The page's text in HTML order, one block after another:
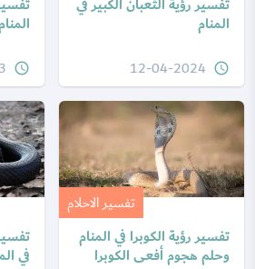
تفسير رؤية الثعبان الكبير في
المنام
query_builder
12-04-2024
query_builder
تفسير الاحلام
تفسير رؤية الكوبرا في المنام
وحلم هجوم أفعى الكوبرا في